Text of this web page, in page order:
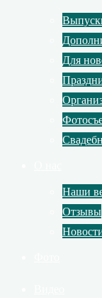
Для
Наши
Отзывы